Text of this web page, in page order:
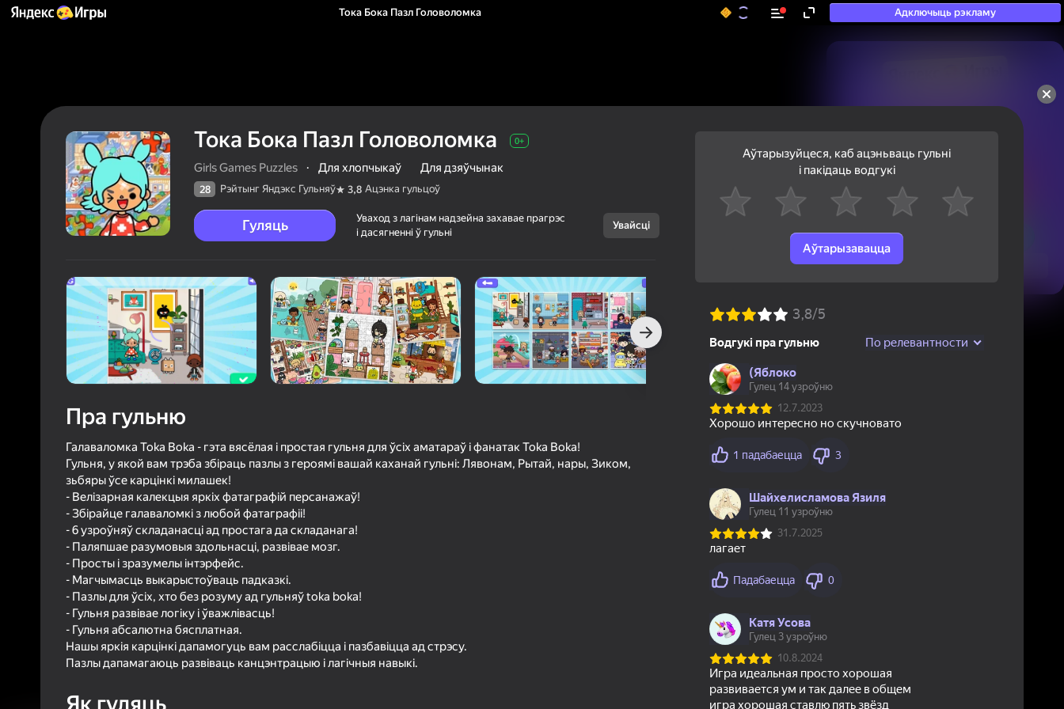
Тока Бока Пазл Головоломка Адключыць рэкламу
50+ тап-гульняў, у якія
гуляюць нават тыя, хто
Головоломка
Girls Games Puzzles
Для хлопчыкаў
Для дзяўчынак
28 Рэйтынг Яндэкс Гульняў
3,8 Ацэнка гульцоў
Тока Бока Пазл Головоломка 0+
Girls Games Puzzles · Для хлопчыкаў Для дзяўчынак
28 Рэйтынг Яндэкс Гульняў 3,8 Ацэнка гульцоў
Гуляць
Уваход з лагінам надзейна захавае прагрэс
і дасягненні ў гульні
Увайсці
Пра гульню
Галаваломка Toka Boka - гэта вясёлая і простая гульня для ўсіх аматараў і фанатак Toka Boka!
Гульня, у якой вам трэба збіраць пазлы з героямі вашай каханай гульні: Лявонам, Рытай, нары, Зиком,
зьбяры ўсе карцінкі милашек!
- Велізарная калекцыя яркіх фатаграфій персанажаў!
- Збірайце галаваломкі з любой фатаграфіі!
- 6 узроўняў складанасці ад простага да складанага!
- Паляпшае разумовыя здольнасці, развівае мозг.
- Просты і зразумелы інтэрфейс.
- Магчымасць выкарыстоўваць падказкі.
- Пазлы для ўсіх, хто без розуму ад гульняў toka boka!
- Гульня развівае логіку і ўважлівасць!
- Гульня абсалютна бясплатная.
Нашы яркія карцінкі дапамогуць вам расслабіцца і пазбавіцца ад стрэсу.
Пазлы дапамагаюць развіваць канцэнтрацыю і лагічныя навыкі.
Аўтарызуйцеся, каб ацэньваць гульні
і пакідаць водгукі
Аўтарызавацца